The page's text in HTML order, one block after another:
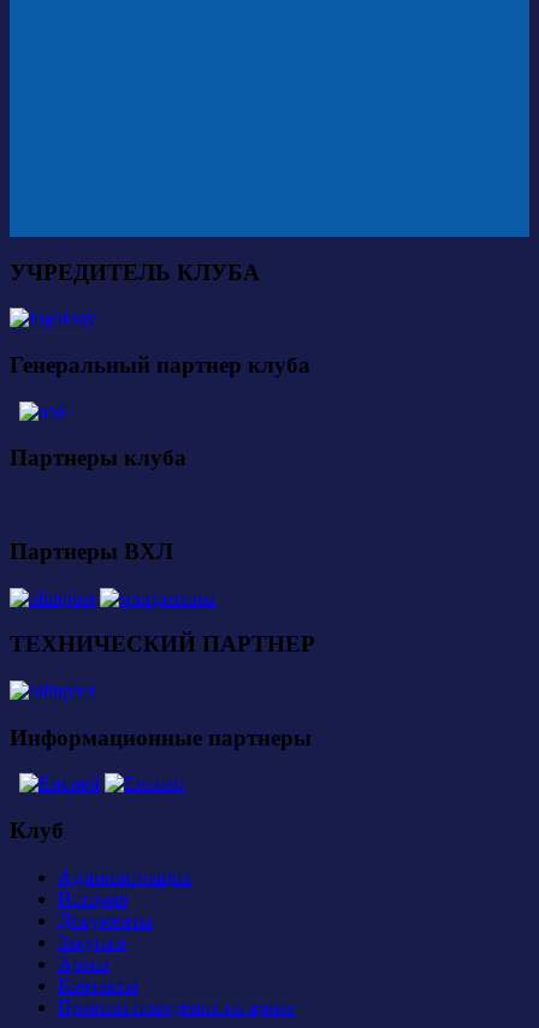
УЧРЕДИТЕЛЬ КЛУБА
Генеральный партнер клуба
Партнеры клуба
Партнеры ВХЛ
ТЕХНИЧЕСКИЙ ПАРТНЕР
Информационные партнеры
Клуб
Администрация
История
Документы
Закупки
Арена
Контакты
Правила поведения на арене